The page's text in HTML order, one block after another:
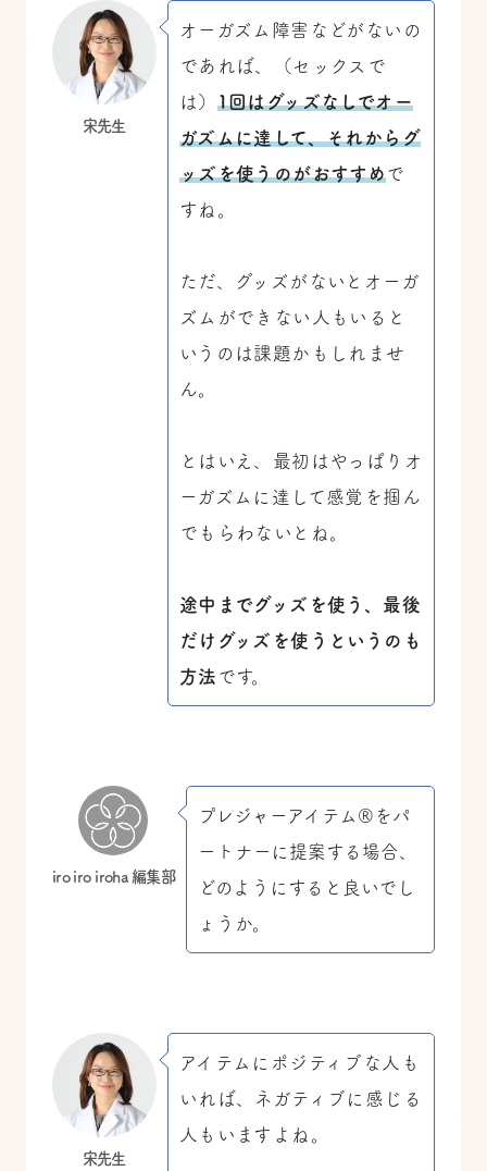
宋先生
オーガズム障害などがないの
であれば、（セックスで
は） 1回はグッズなしでオー
ガズムに達して、それからグ
ッズを使うのがおすすめで
すね。
ただ、グッズがないとオーガ
ズムができない人もいると
いうのは課題かもしれませ
ん。
とはいえ、最初はやっぱりオ
ーガズムに達して感覚を掴ん
でもらわないとね。
途中までグッズを使う、最後
だけグッズを使うというのも
方法 です。
iro iro iroha 編集部
プレジャーアイテム®をパ
ートナーに提案する場合、
どのようにすると良いでし
ょうか。
宋先生
アイテムにポジティブな人も
いれば、ネガティブに感じる
人もいますよね。